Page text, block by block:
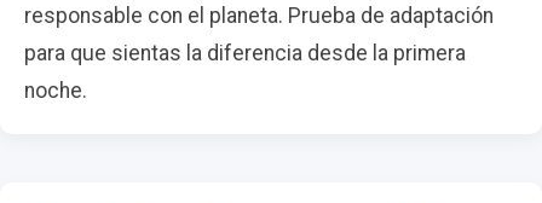
responsable con el planeta. Prueba de adaptación
para que sientas la diferencia desde la primera
noche.